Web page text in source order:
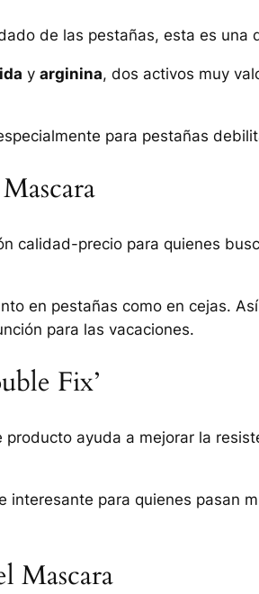
de las pestañas, esta es una
y arginina, dos activos muy
para pestañas
calidad-precio para quienes
en pestañas como en cejas.
para las vacaciones.
Fix’
ayuda a mejorar la
interesante para quienes pasan
Mascara